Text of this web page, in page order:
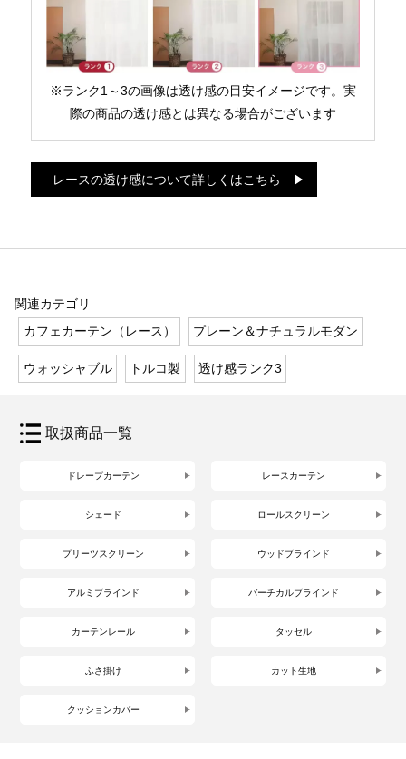
※ランク1～3の画像は透け感の目安イメージです。実
際の商品の透け感とは異なる場合がございます
レースの透け感について詳しくはこちら
関連カテゴリ
カフェカーテン（レース）
プレーン＆ナチュラルモダン
ウォッシャブル トルコ製 透け感ランク3
取扱商品一覧
ドレープカーテン レースカーテン
シェード ロールスクリーン
プリーツスクリーン ウッドブラインド
アルミブラインド バーチカルブラインド
カーテンレール タッセル
ふさ掛け カット生地
クッションカバー